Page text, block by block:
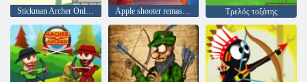
Stickman Archer Online 4 Apple shooter remastered Τρελός τοξότης